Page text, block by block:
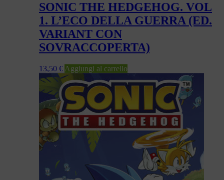
SONIC THE HEDGEHOG. VOL
1. L’ECO DELLA GUERRA (ED.
VARIANT CON
SOVRACCOPERTA)
13,50 € Aggiungi al carrello